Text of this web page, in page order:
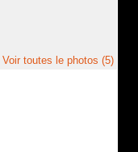
Voir toutes le photos (5)